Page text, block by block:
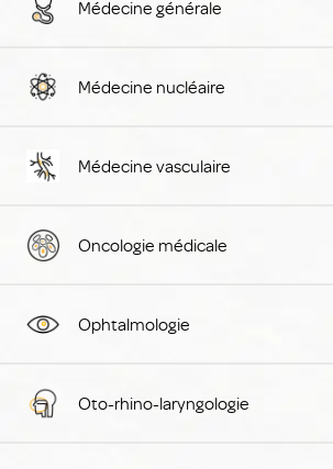
Médecine générale
Médecine nucléaire
Médecine vasculaire
Oncologie médicale
Ophtalmologie
Oto-rhino-laryngologie